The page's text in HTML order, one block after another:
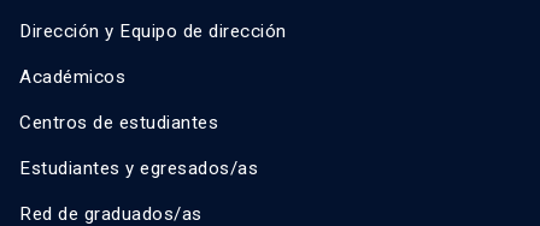
Dirección y Equipo de dirección
Académicos
Centros de estudiantes
Estudiantes y egresados/as
Red de graduados/as